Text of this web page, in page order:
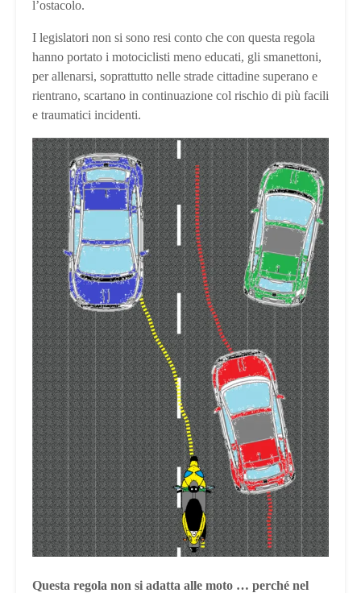
l’ostacolo.
I legislatori non si sono resi conto che con questa regola
hanno portato i motociclisti meno educati, gli smanettoni,
per allenarsi, soprattutto nelle strade cittadine superano e
rientrano, scartano in continuazione col rischio di più facili
e traumatici incidenti.
Questa regola non si adatta alle moto … perché nel